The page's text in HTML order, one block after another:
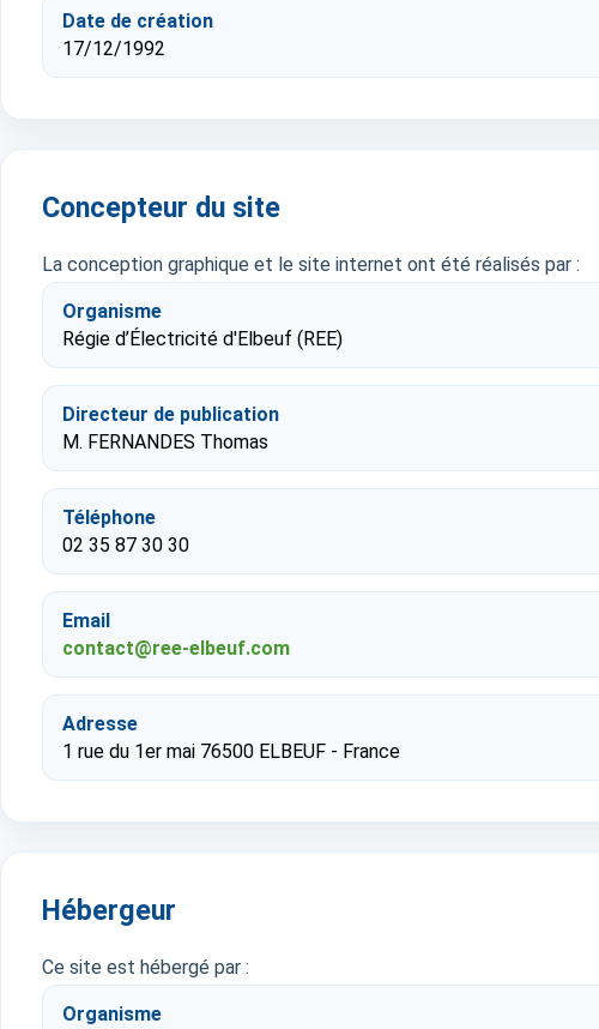
Date de création
17/12/1992
Concepteur du site
La conception graphique et le site internet ont été réalisés par :
Organisme
Régie d’Électricité d'Elbeuf (REE)
Directeur de publication
M. FERNANDES Thomas
Téléphone
02 35 87 30 30
Email
contact@ree-elbeuf.com
Adresse
1 rue du 1er mai 76500 ELBEUF - France
Hébergeur
Ce site est hébergé par :
Organisme